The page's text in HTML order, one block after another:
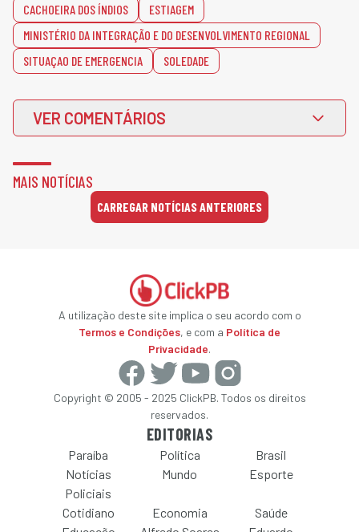
CACHOEIRA DOS ÍNDIOS
ESTIAGEM
MINISTÉRIO DA INTEGRAÇÃO E DO DESENVOLVIMENTO REGIONAL
SITUAÇAO DE EMERGENCIA
SOLEDADE
VER COMENTÁRIOS
MAIS NOTÍCIAS
CARREGAR NOTÍCIAS ANTERIORES
A utilização deste site implica o seu acordo com o
Termos e Condições, e com a Política de
Privacidade.
Copyright © 2005 - 2025 ClickPB. Todos os direitos
reservados.
EDITORIAS
Paraíba Política
Brasil
Notícias
Policiais
Mundo Esporte
Cotidiano Economia
Saúde